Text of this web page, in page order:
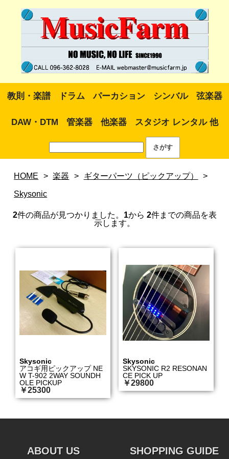
教則・楽譜 ドラム パーカション シンバル 弦楽器
DAW・DTM 管楽器 他楽器 スタジオ レンタル 他
HOME > 楽器 > ギターパーツ（ピックアップ） >
Skysonic
2件の商品が見つかりました。 1から 2件までの商品を表
示します。
Skysonic
アコギ用ピックアップ NE
W T-902 2WAY SOUNDH
OLE PICKUP
￥25300
Skysonic
SKYSONIC R2 RESONAN
CE PICK UP
￥29800
ABOUT US SHOPPING GUIDE